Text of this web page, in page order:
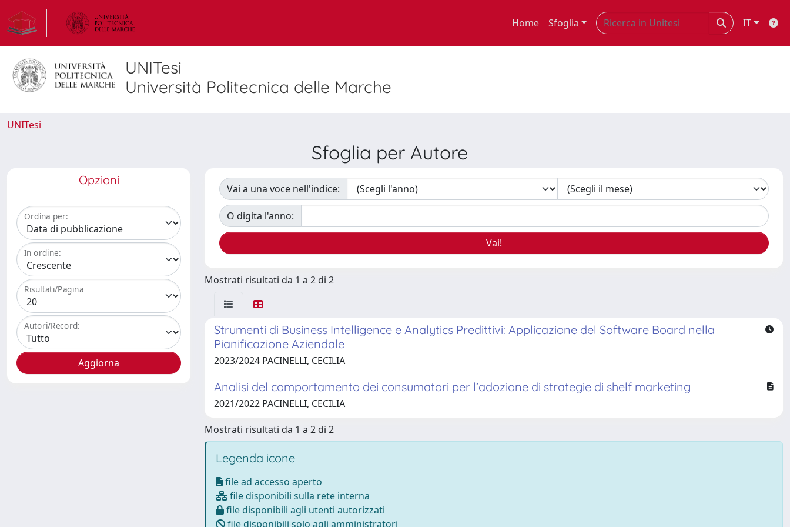
Home Sfoglia IT
UNITesi
Università Politecnica delle Marche
UNITesi
Sfoglia per Autore
Opzioni
Ordina per:
In ordine:
Risultati/Pagina
Autori/Record:
Vai a una voce nell'indice:
O digita l'anno:
Mostrati risultati da 1 a 2 di 2
Strumenti di Business Intelligence e Analytics Predittivi: Applicazione del Software Board nella
Pianificazione Aziendale
2023/2024 PACINELLI, CECILIA
Analisi del comportamento dei consumatori per l’adozione di strategie di shelf marketing
2021/2022 PACINELLI, CECILIA
Mostrati risultati da 1 a 2 di 2
Legenda icone
file ad accesso aperto
file disponibili sulla rete interna
file disponibili agli utenti autorizzati
file disponibili solo agli amministratori